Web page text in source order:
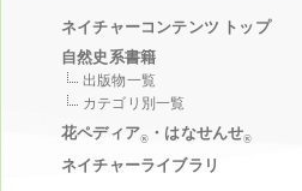
ネイチャーコンテンツ トップ
自然史系書籍
出版物一覧
カテゴリ別一覧
花ペディア® ・はなせんせ®
ネイチャーライブラリ